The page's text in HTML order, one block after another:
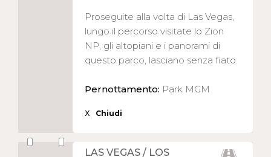
Proseguite alla volta di Las Vegas,
lungo il percorso visitate lo Zion
NP, gli altopiani e i panorami di
questo parco, lasciano senza fiato.
Pernottamento: Park MGM
X Chiudi
LAS VEGAS / LOS